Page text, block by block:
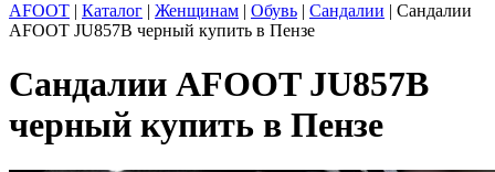
AFOOT | Каталог | Женщинам | Обувь | Сандалии | Сандалии
AFOOT JU857B черный купить в Пензе
Сандалии AFOOT JU857B
черный купить в Пензе